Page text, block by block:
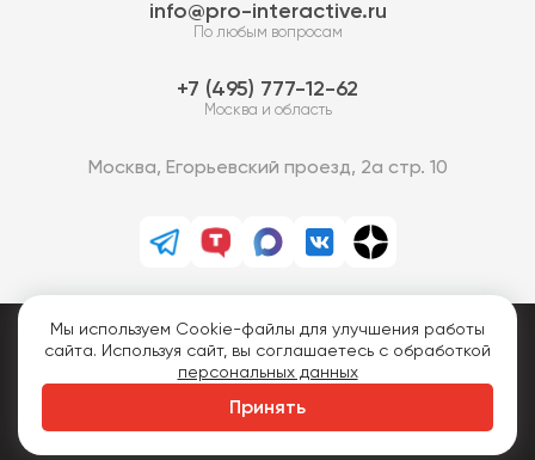
info@pro-interactive.ru
По любым вопросам
7 (495) 777-12-62
Москва и область
Москва, Егорьевский проезд, 2а стр. 10
PRO-Интерактив © 2013-2026.
Все права защищены.
Политика конфиденциальности
Мы используем Cookie-файлы для улучшения работы
сайта. Используя сайт, вы соглашаетесь с обработкой
персональных данных
Принять